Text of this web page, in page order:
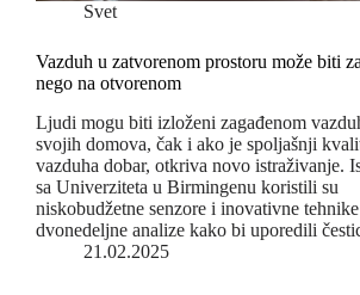
Svet
Vazduh u zatvorenom prostoru može biti
nego na otvorenom
Ljudi mogu biti izloženi zagađenom
svojih domova, čak i ako je spoljašnji
vazduha dobar, otkriva novo istraživanje.
sa Univerziteta u Birmingenu koristili su
niskobudžetne senzore i inovativne
dvonedeljne analize kako bi uporedili
21.02.2025